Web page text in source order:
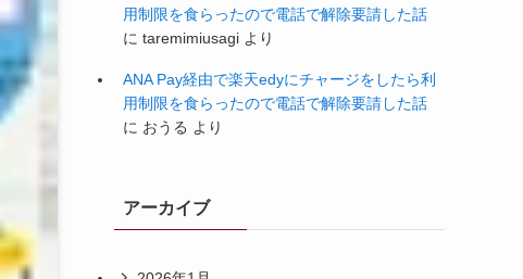
用制限を食らったので電話で解除要請した話
に taremimiusagi より
ANA Pay経由で楽天edyにチャージをしたら利
用制限を食らったので電話で解除要請した話
に おうる より
アーカイブ